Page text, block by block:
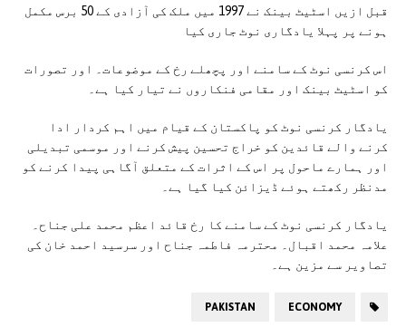
قبل ازیں اسٹیٹ بینک نے 1997 میں ملک کی آزادی کے 50 برس مکمل
ہونے پر پہلا یادگاری نوٹ جاری کیا
اس کرنسی نوٹ کے سامنے اور پچھلے رخ کے موضوعات۔ اور تصورات
کو اسٹیٹ بینک اور مقامی فنکاروں نے تیار کیا ہے۔
یادگار کرنسی نوٹ کو پاکستان کے قیام میں اہم کردار ادا
کرنے والے قائدین کو خراج تحسین پیش کرنے اور موسمی تبدیلی
اور ہمارے ماحول پر اس کے اثرات کے متعلق آگاہی پیدا کرنے کو
مدنظر رکھتے ہوئے ڈیزائن کیا گیا ہے۔
یادگار کرنسی نوٹ کے سامنے کا رخ قائد اعظم محمد علی جناح۔
علامہ محمد اقبال۔ محترمہ فاطمہ جناح اور سرسید احمد خان کی
تصاویر سے مزین ہے۔
ECONOMY
PAKISTAN